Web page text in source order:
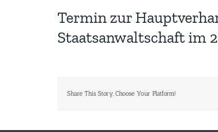
Termin zur
Staatsanwaltschaft im
Share This Story, Choose Your Platform!